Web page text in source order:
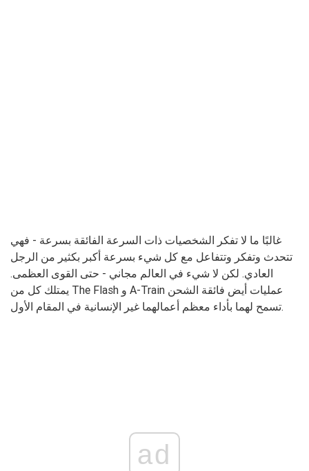
غالبًا ما لا تفكر الشخصيات ذات السرعة الفائقة بسرعة - فهي
تتحدث وتفكر وتتفاعل مع كل شيء بسرعة أكبر بكثير من الرجل
العادي. لكن لا شيء في العالم مجاني - حتى القوى العظمى.
يمتلك كل من The Flash و A-Train عمليات أيض فائقة الشحن
تسمح لهما بأداء معظم أعمالهما غير الإنسانية في المقام الأول.
ad